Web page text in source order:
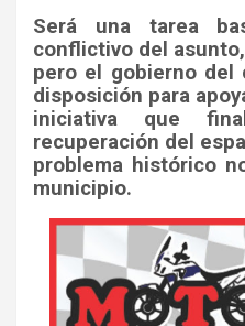
Será una tarea
conflictivo del asunto,
pero el gobierno del
disposición para
iniciativa que
recuperación del
problema histórico
municipio.